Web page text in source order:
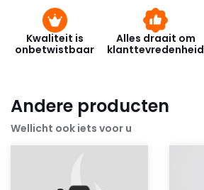
Kwaliteit is
onbetwistbaar
Alles draait om
klanttevredenheid
Andere producten
Wellicht ook iets voor u